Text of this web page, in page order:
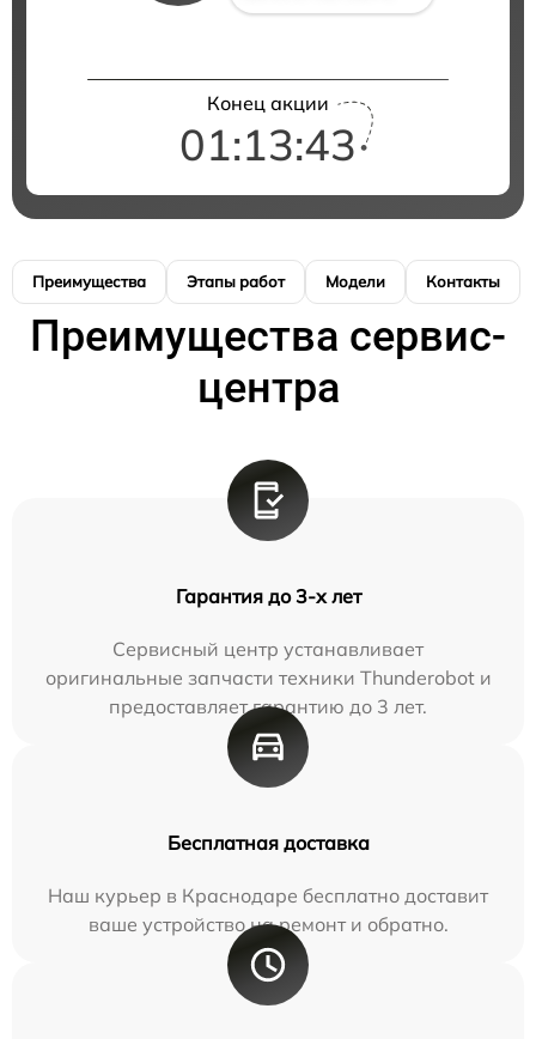
Конец акции
01:13:42
Преимущества Этапы работ Модели Контакты
Преимущества сервис-
центра
Гарантия до 3-х лет
Сервисный центр устанавливает
оригинальные запчасти техники Thunderobot и
предоставляет гарантию до 3 лет.
Бесплатная доставка
Наш курьер в Краснодаре бесплатно доставит
ваше устройство на ремонт и обратно.